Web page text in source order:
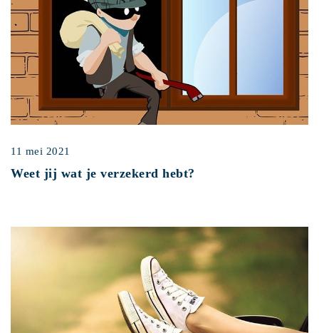
11 mei 2021
Weet jij wat je verzekerd hebt?